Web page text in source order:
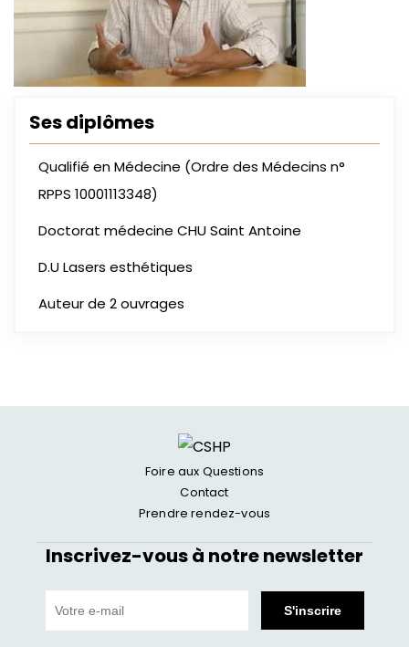
Ses diplômes
Qualifié en Médecine (Ordre des Médecins n°
RPPS 10001113348)
Doctorat médecine CHU Saint Antoine
D.U Lasers esthétiques
Auteur de 2 ouvrages
Foire aux Questions
Contact
Prendre rendez-vous
Inscrivez-vous à notre newsletter